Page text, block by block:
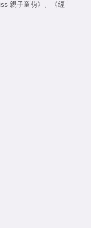
親子童萌》
《經